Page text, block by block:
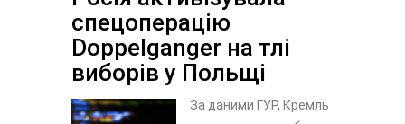
спецоперацію
Doppelganger на тлі
виборів у Польщі
За даними ГУР, Кремль